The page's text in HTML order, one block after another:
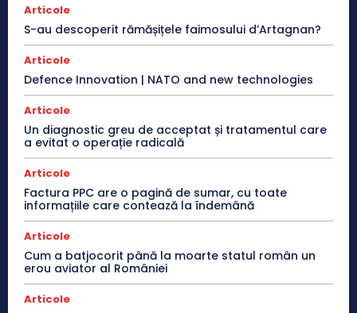
Articole
S-au descoperit rămășițele faimosului d’Artagnan?
Articole
Defence Innovation | NATO and new technologies
Articole
Un diagnostic greu de acceptat și tratamentul care
a evitat o operație radicală
Articole
Factura PPC are o pagină de sumar, cu toate
informațiile care contează la îndemână
Articole
Cum a batjocorit până la moarte statul român un
erou aviator al României
Articole